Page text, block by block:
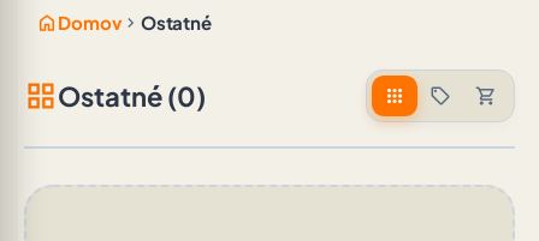
home Domov chevron_right Ostatné
grid_viewOstatné (0) apps sell shopping_cart